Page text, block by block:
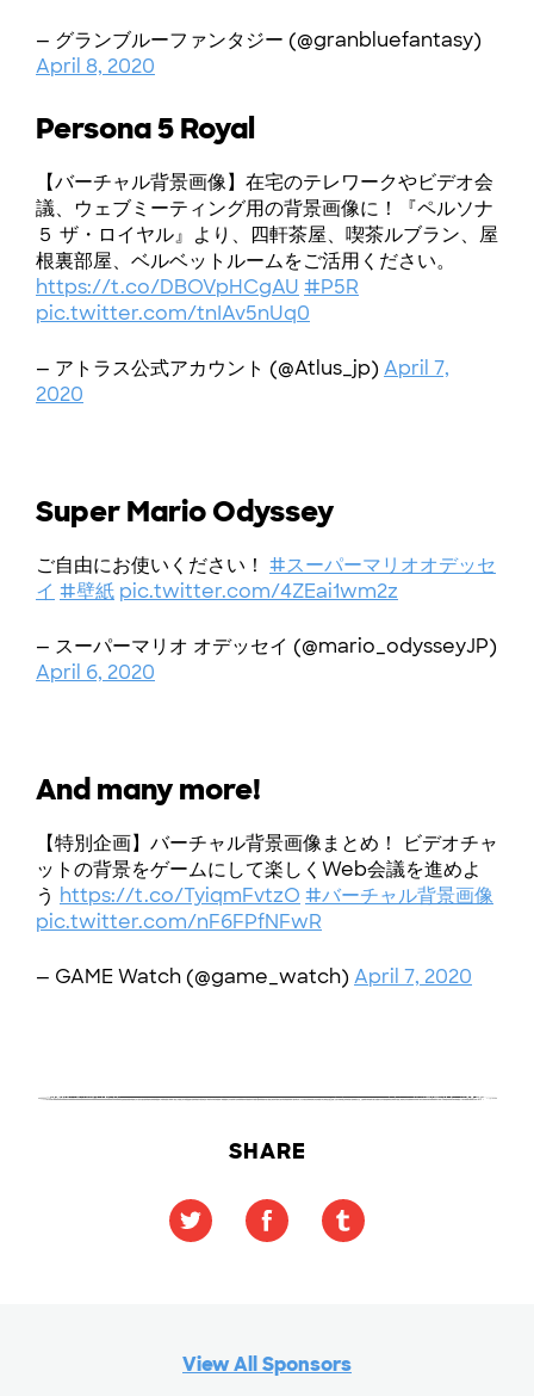
— グランブルーファンタジー (@granbluefantasy)
April 8, 2020
Persona 5 Royal
【バーチャル背景画像】在宅のテレワークやビデオ会
議、ウェブミーティング用の背景画像に！『ペルソナ
５ ザ・ロイヤル』より、四軒茶屋、喫茶ルブラン、屋
根裏部屋、ベルベットルームをご活用ください。
https://t.co/DBOVpHCgAU #P5R
pic.twitter.com/tnIAv5nUq0
— アトラス公式アカウント (@Atlus_jp) April 7,
2020
Super Mario Odyssey
ご自由にお使いください！ #スーパーマリオオデッセ
イ #壁紙 pic.twitter.com/4ZEai1wm2z
— スーパーマリオ オデッセイ (@mario_odysseyJP)
April 6, 2020
And many more!
【特別企画】バーチャル背景画像まとめ！ ビデオチャ
ットの背景をゲームにして楽しくWeb会議を進めよ
う https://t.co/TyiqmFvtzO #バーチャル背景画像
pic.twitter.com/nF6FPfNFwR
— GAME Watch (@game_watch) April 7, 2020
SHARE
View All Sponsors